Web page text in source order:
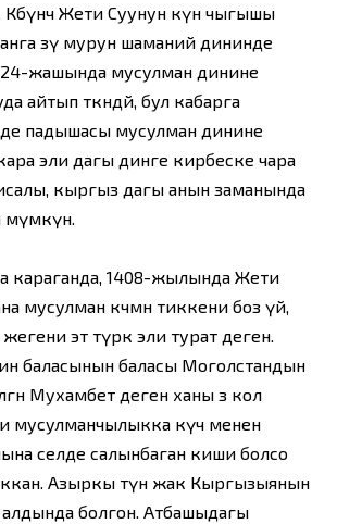
Жети Суунун күн чыгышы
өзү мурун шаманий дининде
24-жашында мусулман динине
айтып өткөндөй, бул кабарга
падышасы мусулман динине
эли дагы динге кирбеске чара
кыргыз дагы анын заманында
мүмкүн.
караганда, 1408-жылында Жети
мусулман көчмөн тиккени боз үй,
эт түрк эли турат деген.
баласынын баласы Моголстандын
Мухамбет деген ханы өз кол
мусулманчылыкка күч менен
селде салынбаган киши болсо
Азыркы түн жак Кыргызыянын
болгон. Атбашыдагы